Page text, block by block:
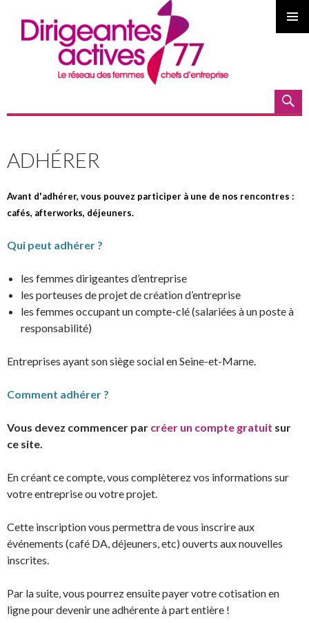
ADHÉRER
Avant d'adhérer, vous pouvez participer à une de nos rencontres :
cafés, afterworks, déjeuners.
Qui peut adhérer ?
les femmes dirigeantes d’entreprise
les porteuses de projet de création d’entreprise
les femmes occupant un compte-clé (salariées à un poste à
responsabilité)
Entreprises ayant son siège social en Seine-et-Marne.
Comment adhérer ?
Vous devez commencer par créer un compte gratuit sur
ce site.
En créant ce compte, vous complèterez vos informations sur
votre entreprise ou votre projet.
Cette inscription vous permettra de vous inscrire aux
événements (café DA, déjeuners, etc) ouverts aux nouvelles
inscrites.
Par la suite, vous pourrez ensuite payer votre cotisation en
ligne pour devenir une adhérente à part entière !